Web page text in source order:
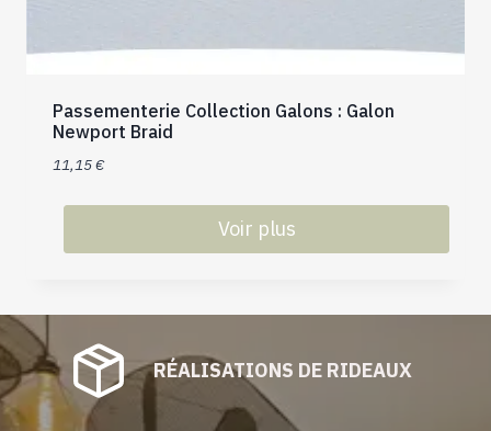
choisies
la
page
du
Passementerie Collection Galons : Galon
Newport Braid
11,15€
Voir plus
a
plusieurs
variations.
Les
options
RÉALISATIONS DE RIDEAUX